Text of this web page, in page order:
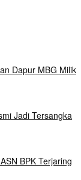
Dapur MBG Milik
Jadi Tersangka
BPK Terjaring